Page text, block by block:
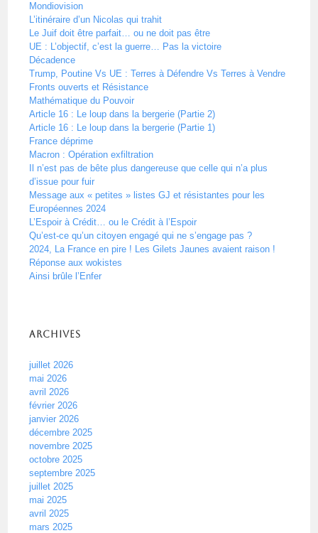
Mondiovision
L’itinéraire d’un Nicolas qui trahit
Le Juif doit être parfait… ou ne doit pas être
UE : L’objectif, c’est la guerre… Pas la victoire
Décadence
Trump, Poutine Vs UE : Terres à Défendre Vs Terres à Vendre
Fronts ouverts et Résistance
Mathématique du Pouvoir
Article 16 : Le loup dans la bergerie (Partie 2)
Article 16 : Le loup dans la bergerie (Partie 1)
France déprime
Macron : Opération exfiltration
Il n’est pas de bête plus dangereuse que celle qui n’a plus
d’issue pour fuir
Message aux « petites » listes GJ et résistantes pour les
Européennes 2024
L’Espoir à Crédit… ou le Crédit à l’Espoir
Qu’est-ce qu’un citoyen engagé qui ne s’engage pas ?
2024, La France en pire ! Les Gilets Jaunes avaient raison !
Réponse aux wokistes
Ainsi brûle l’Enfer
Archives
juillet 2026
mai 2026
avril 2026
février 2026
janvier 2026
décembre 2025
novembre 2025
octobre 2025
septembre 2025
juillet 2025
mai 2025
avril 2025
mars 2025